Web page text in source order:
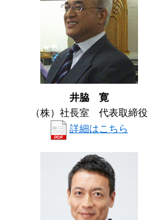
井脇 寛
（株）社長室 代表取締役
詳細はこちら